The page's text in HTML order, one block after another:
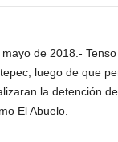
de 2018.-
luego de que
la detención
El Abuelo.